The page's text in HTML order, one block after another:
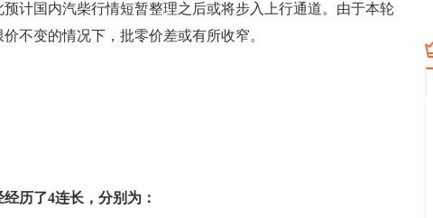
计国内汽柴行情短暂整理之后或将步入上行通道。由于本轮
不变的情况下，批零价差或有所收窄。
历了4连长，分别为：